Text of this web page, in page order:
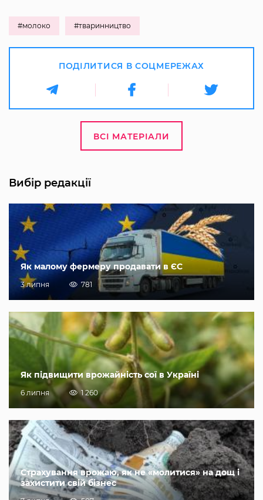
#молоко #тваринництво
ПОДІЛИТИСЯ В СОЦМЕРЕЖАХ
ВСІ МАТЕРІАЛИ
Вибір редакції
Як малому фермеру продавати в ЄС
3 липня 781
Як підвищити врожайність сої в Україні
6 липня 1 260
Страхування врожаю, як не «молитися» на дощ і
захистити свій бізнес